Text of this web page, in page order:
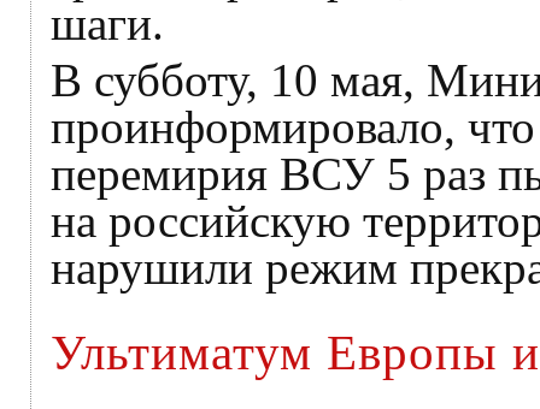
шаги.
В субботу, 10 мая,
проинформировало, что
перемирия ВСУ 5 раз
на российскую
нарушили режим
Ультиматум Европы